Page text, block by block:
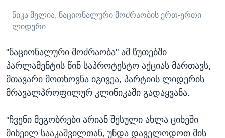
ნიკა მელია, ნაციონალური მოძრაობის ერთ-ერთი
ლიდერი
"ნაციონალური მოძრაობა" ამ წუთებში
პარლამენტის წინ საპროტესტო აქციას მართავს,
მთავარი მოთხოვნა იგივეა, პარტიის ლიდერის
მრავალპროფილურ კლინიკაში გადაყვანა.
"ჩვენი მეგობრები არიან შესული ახლა ციხეში
მიხეილ სააკაშვილთან, უნდა დაველოდოთ მის